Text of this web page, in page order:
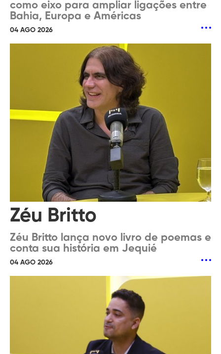
como eixo para ampliar ligações entre
Bahia, Europa e Américas
04 AGO 2026
Zéu Britto
Zéu Britto lança novo livro de poemas e
conta sua história em Jequié
04 AGO 2026